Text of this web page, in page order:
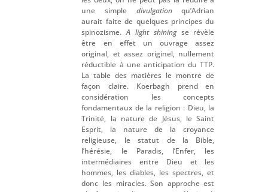
une simple divulgationqu’Adrian
aurait faite de quelques principes du
spinozisme.A light shiningse révèle
être en effet un ouvrage assez
original, et assez originel, nullement
réductible à une anticipation du TTP.
La table des matières le montre de
façon claire. Koerbagh prend en
considération les concepts
fondamentaux de la religion : Dieu, la
Trinité, la nature de Jésus, le Saint
Esprit, la nature de la croyance
religieuse, le statut de la Bible,
l’hérésie, le Paradis, l’Enfer, les
intermédiaires entre Dieu et les
hommes, les diables, les spectres, et
donc les miracles. Son approche est